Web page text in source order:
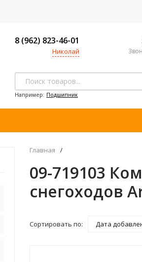
8 (962) 823-46-01
Николай
Например: Подшипник
Главная /
09-719103
снегоходов
Сортировать по: Дата